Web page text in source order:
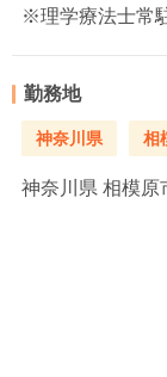
※理学療法士常
勤務地
神奈川県 相
神奈川県 相模原